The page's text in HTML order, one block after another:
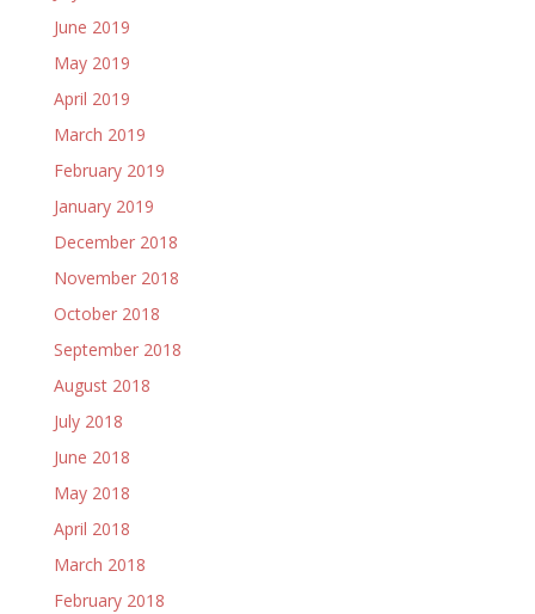
June 2019
May 2019
April 2019
March 2019
February 2019
January 2019
December 2018
November 2018
October 2018
September 2018
August 2018
July 2018
June 2018
May 2018
April 2018
March 2018
February 2018